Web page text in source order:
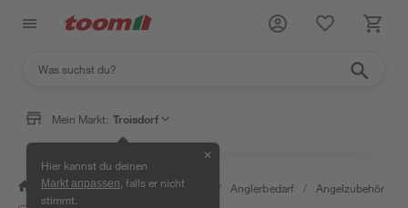
Mein Markt: Troisdorf
Hier kannst du deinen
Markt anpassen , falls er nicht
stimmt.
✕
/ Garten & Freizeit / Tierbedarf / Anglerbedarf / Angelzubehör